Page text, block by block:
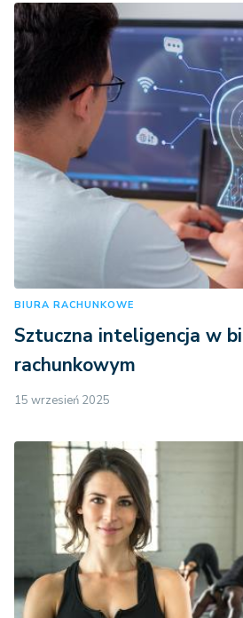
BIURA RACHUNKOWE
Sztuczna inteligencja w
rachunkowym
15 wrzesień 2025